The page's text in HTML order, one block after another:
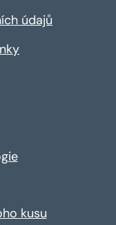
údajů
kusu